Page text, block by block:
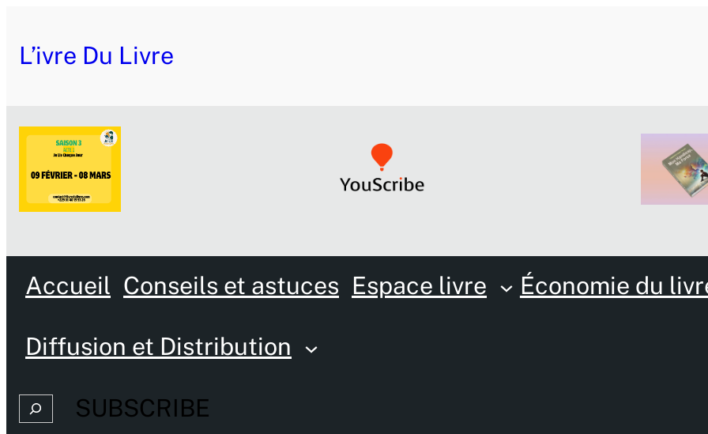
L’ivre Du Livre
Accueil Conseils et astuces Espace livre Économie du
Diffusion et Distribution
SearchSUBSCRIBE